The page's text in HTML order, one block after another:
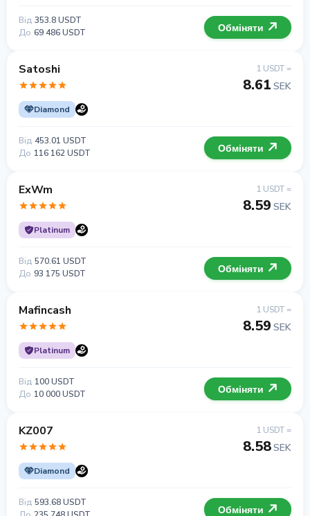
Від 353.8 USDT
До 69 486 USDT Обміняти
Satoshi
Diamond
1 USDT =
8.61 SEK
Від 453.01 USDT
До 116 162 USDT Обміняти
ExWm
Platinum
1 USDT =
8.59 SEK
Від 570.61 USDT
До 93 175 USDT Обміняти
Mafincash
Platinum
1 USDT =
8.59 SEK
Від 100 USDT
До 10 000 USDT Обміняти
KZ007
Diamond
1 USDT =
8.58SEK
Від 593.68 USDT
Обміняти